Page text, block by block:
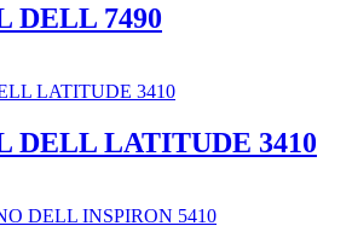
DELL 7490
DELL LATITUDE 3410